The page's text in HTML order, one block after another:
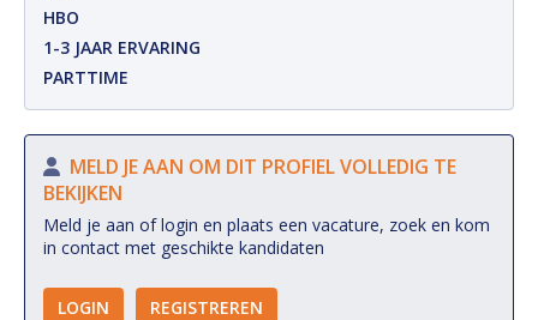
HBO
1-3 JAAR ERVARING
PARTTIME
MELD JE AAN OM DIT PROFIEL VOLLEDIG TE
BEKIJKEN
Meld je aan of login en plaats een vacature, zoek en kom
in contact met geschikte kandidaten
LOGIN REGISTREREN